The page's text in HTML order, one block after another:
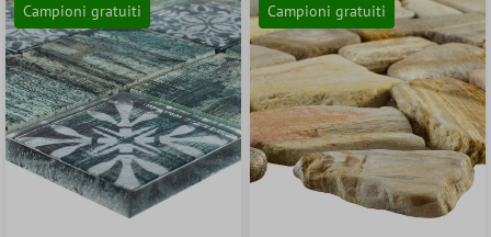
Campioni gratuiti Campioni gratuiti